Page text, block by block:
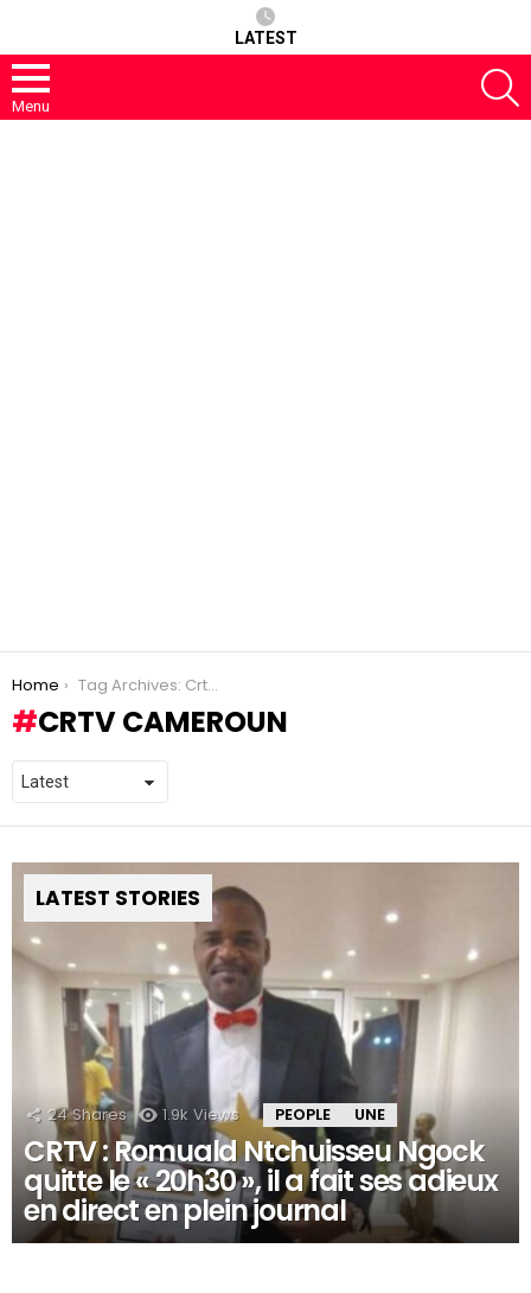
LATEST
Menu
You are here:
Home Tag Archives: Crtv Cameroun
CRTV CAMEROUN
LATEST STORIES
24 Shares 1.9k Views PEOPLE UNE
CRTV : Romuald Ntchuisseu Ngock
quitte le « 20h30 », il a fait ses adieux
en direct en plein journal